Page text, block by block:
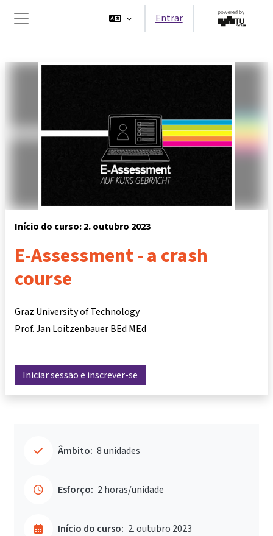
Painel lateral
Entrar
Início do curso: 2. outubro 2023
E-Assessment - a crash
course
Graz University of Technology
Prof. Jan Loitzenbauer BEd MEd
Iniciar sessão e inscrever-se
Âmbito: 8 unidades
Esforço: 2 horas/unidade
Início do curso: 2. outubro 2023